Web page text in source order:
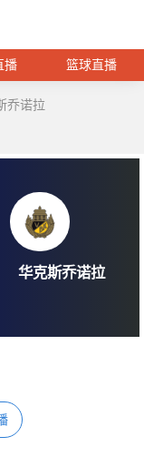
播 篮球直播
乔诺拉
华克斯